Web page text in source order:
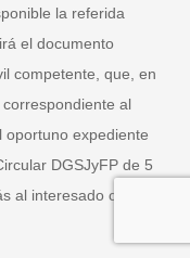
la referida
el documento
competente, que, en
al
oportuno expediente
DGSJyFP de 5
al interesado copia